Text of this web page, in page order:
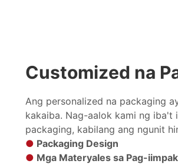
Customized na
Ang personalized na packaging
kakaiba. Nag-aalok kami ng iba't
packaging, kabilang ang ngunit
● Packaging Design
● Mga Materyales sa Pag-